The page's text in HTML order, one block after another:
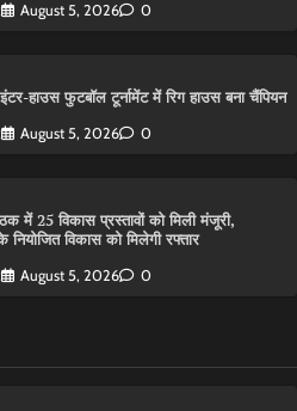
August 5, 2026 0
हाउस फुटबॉल टूर्नामेंट में रिग हाउस बना चैंपियन
August 5, 2026 0
में 25 विकास प्रस्तावों को मिली मंजूरी,
नियोजित विकास को मिलेगी रफ्तार
August 5, 2026 0